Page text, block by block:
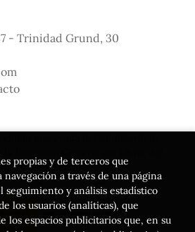
- Trinidad Grund, 30
y de la Lectura
propias y de terceros que
a través de una página
seguimiento y análisis estadístico
los usuarios (analíticas), que
los espacios publicitarios que, en su